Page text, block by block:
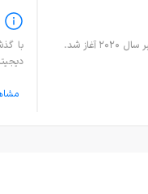
معاملات ارز دیجیتال ای پی آی تری در ماه دسامبر سال ۲۰۲۰ آغاز شد.